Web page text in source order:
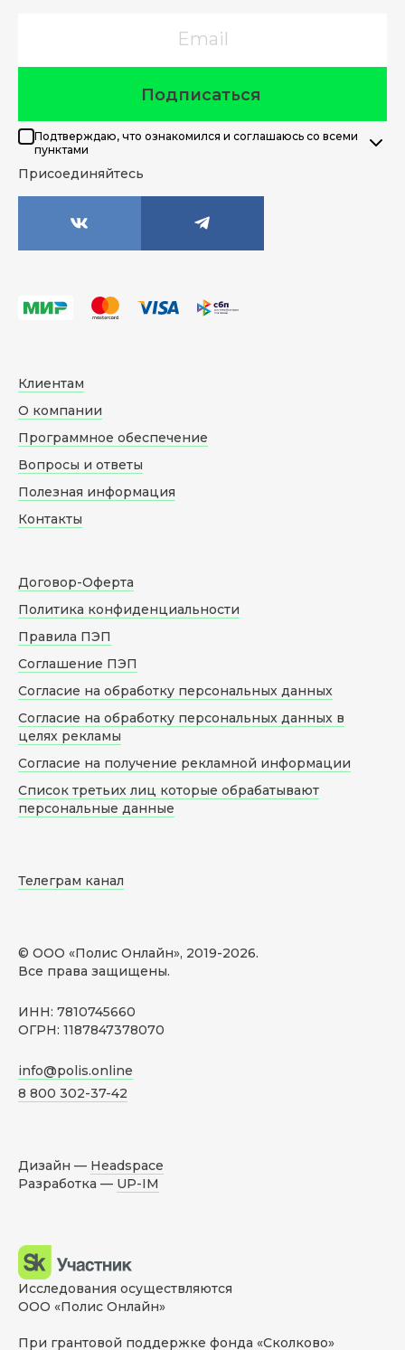
Подписаться
Подтверждаю, что ознакомился и соглашаюсь со всеми
пунктами
Присоединяйтесь
© ООО «Полис Онлайн», 2019-2026.
Все права защищены.
ИНН: 7810745660
ОГРН: 1187847378070
info@polis.online
8 800 302-37-42
Клиентам
О компании
Программное обеспечение
Вопросы и ответы
Полезная информация
Контакты
Договор-Оферта
Политика конфиденциальности
Правила ПЭП
Соглашение ПЭП
Согласие на обработку персональных данных
Согласие на обработку персональных данных в
целях рекламы
Согласие на получение рекламной информации
Список третьих лиц которые обрабатывают
персональные данные
Телеграм канал
Дизайн — Headspace
Разработка — UP-IM
Исследования осуществляются
ООО «Полис Онлайн»
При грантовой поддержке фонда «Сколково»